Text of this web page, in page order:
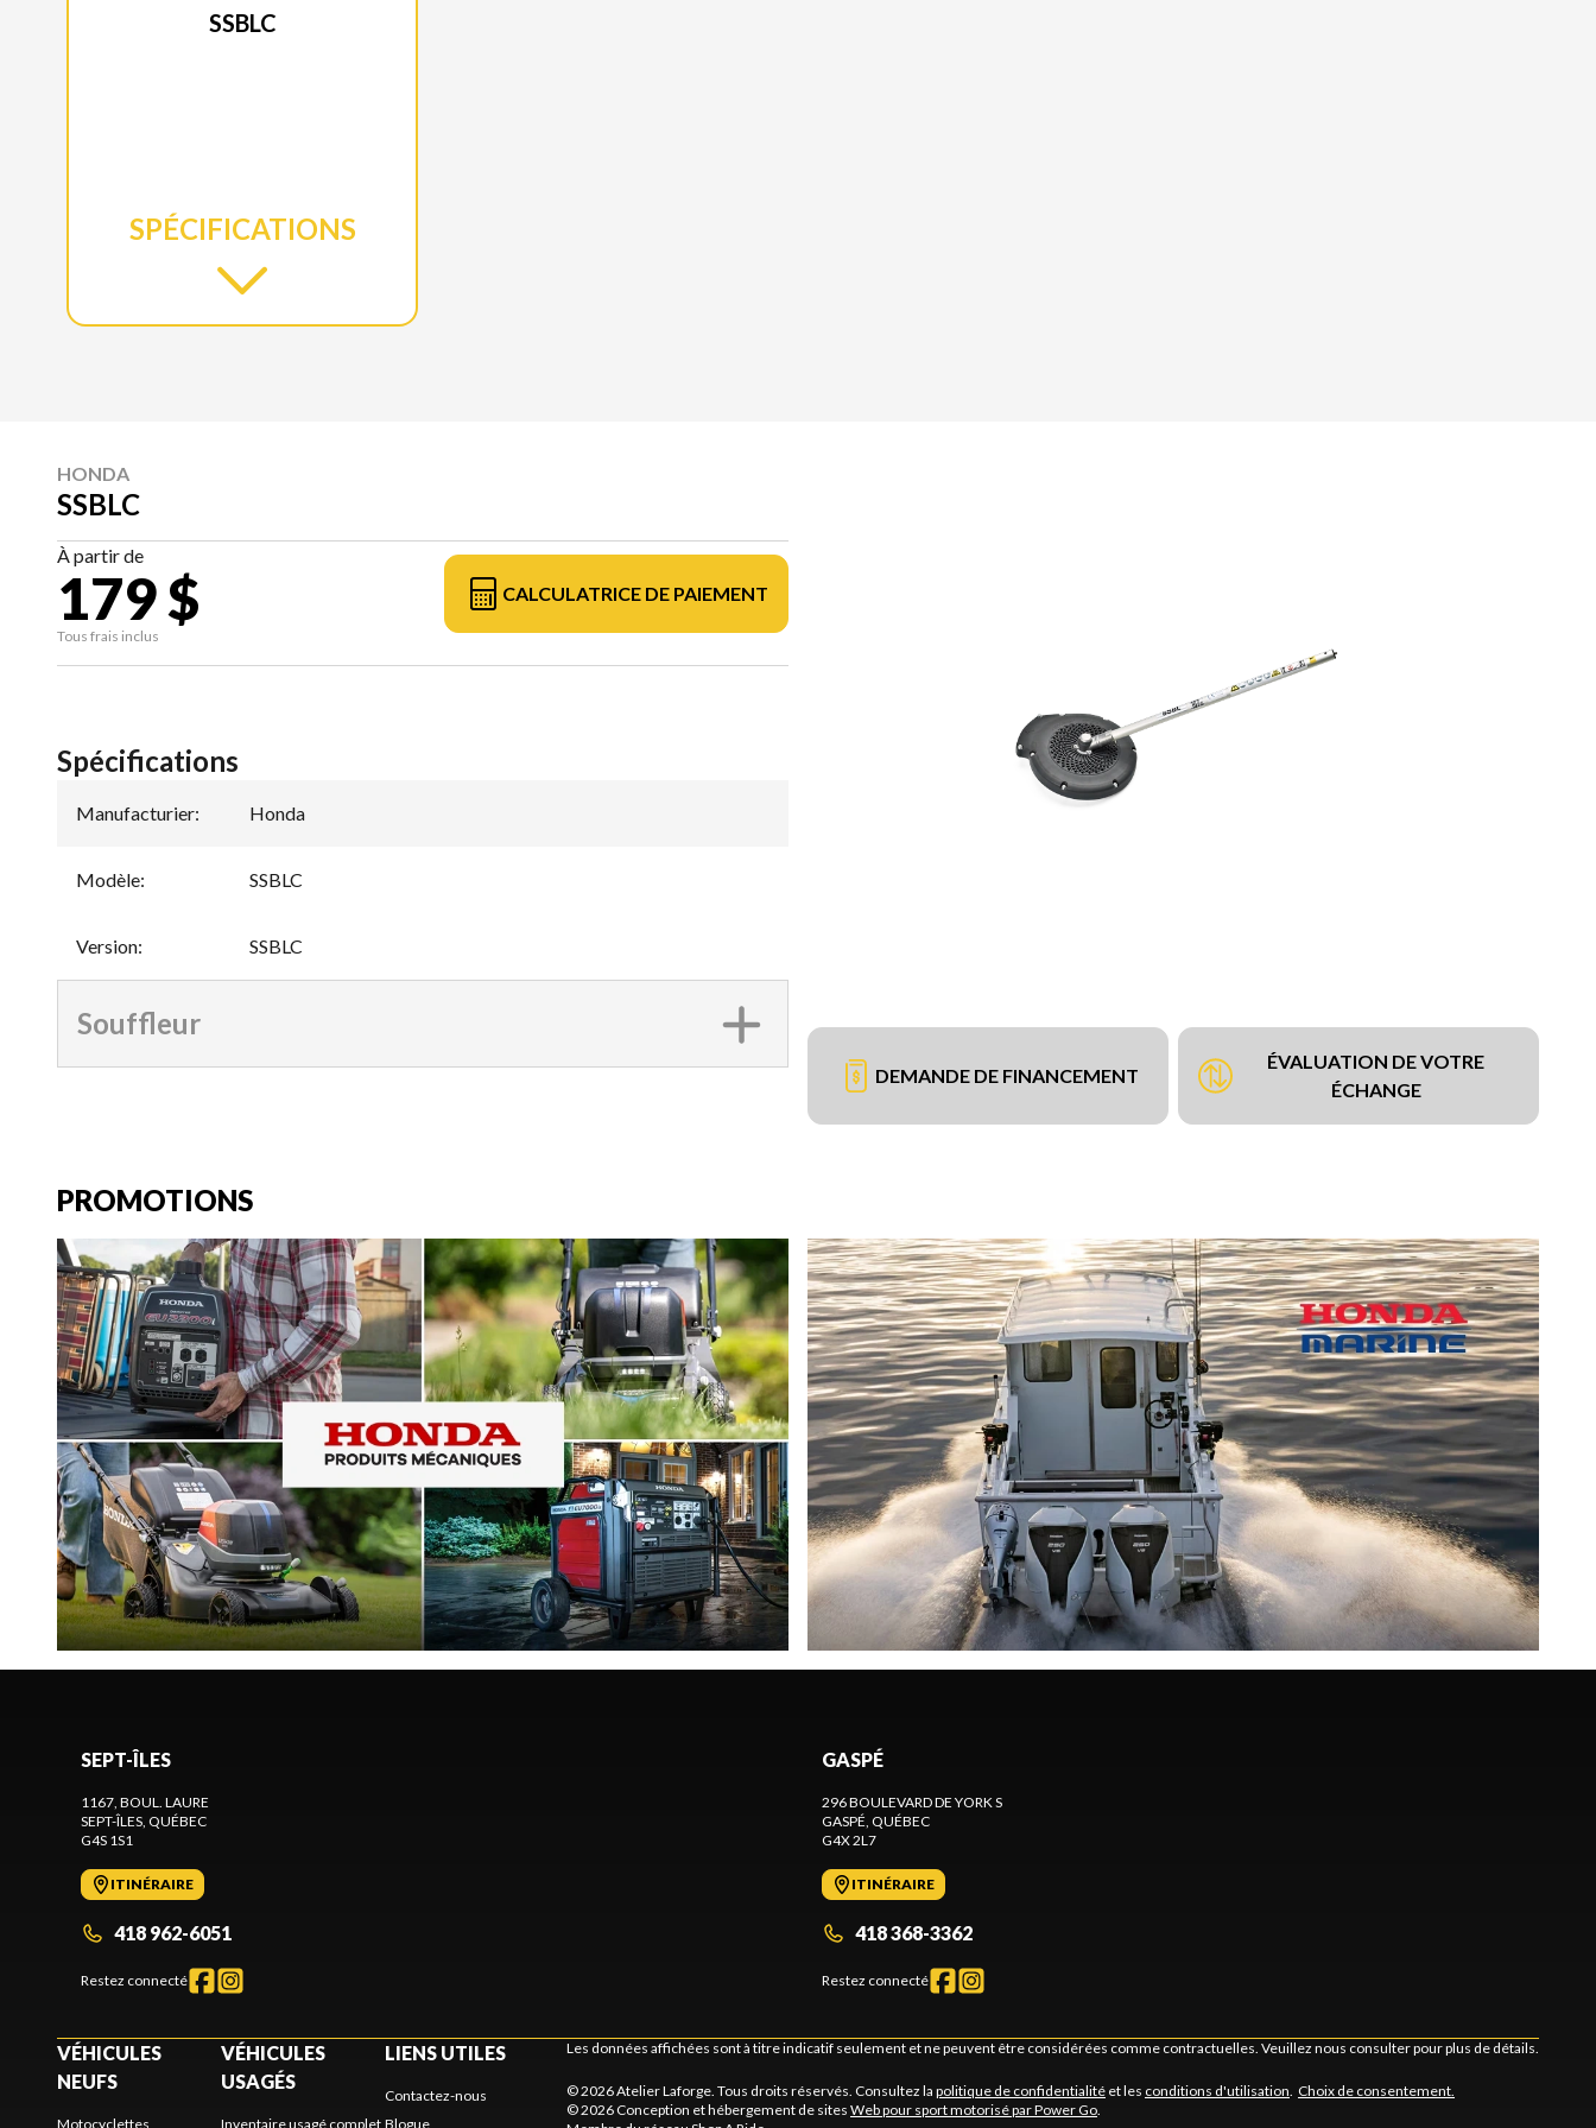
SSBLC
SPÉCIFICATIONS
HONDA
SSBLC
À partir de
179 $
Tous frais inclus
CALCULATRICE DE PAIEMENT
DEMANDE DE FINANCEMENT
ÉVALUATION DE VOTRE
ÉCHANGE
Spécifications
Manufacturier: Honda
Modèle: SSBLC
Version: SSBLC
Souffleur
PROMOTIONS
SEPT-ÎLES
1167, BOUL. LAURE
SEPT-ÎLES , QUÉBEC
G4S 1S1
ITINÉRAIRE
418 962-6051
Restez connecté
GASPÉ
296 BOULEVARD DE YORK S
GASPÉ , QUÉBEC
G4X 2L7
ITINÉRAIRE
418 368-3362
Restez connecté
VÉHICULES
NEUFS
Motocyclettes
VÉHICULES
USAGÉS
Inventaire usagé complet
LIENS UTILES
Contactez-nous
Blogue
Les données affichées sont à titre indicatif seulement et ne peuvent être considérées comme contractuelles. Veuillez nous consulter pour plus de détails.
© 2026 Atelier Laforge. Tous droits réservés. Consultez la politique de confidentialité et les conditions d'utilisation Choix de consentement.
© 2026 Conception et hébergement de sites Web pour sport motorisé par Power Go